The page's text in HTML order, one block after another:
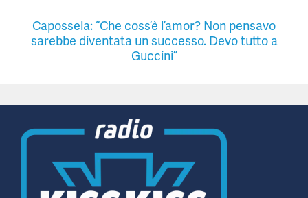
Capossela: “Che coss’è l’amor? Non pensavo
sarebbe diventata un successo. Devo tutto a
Guccini”